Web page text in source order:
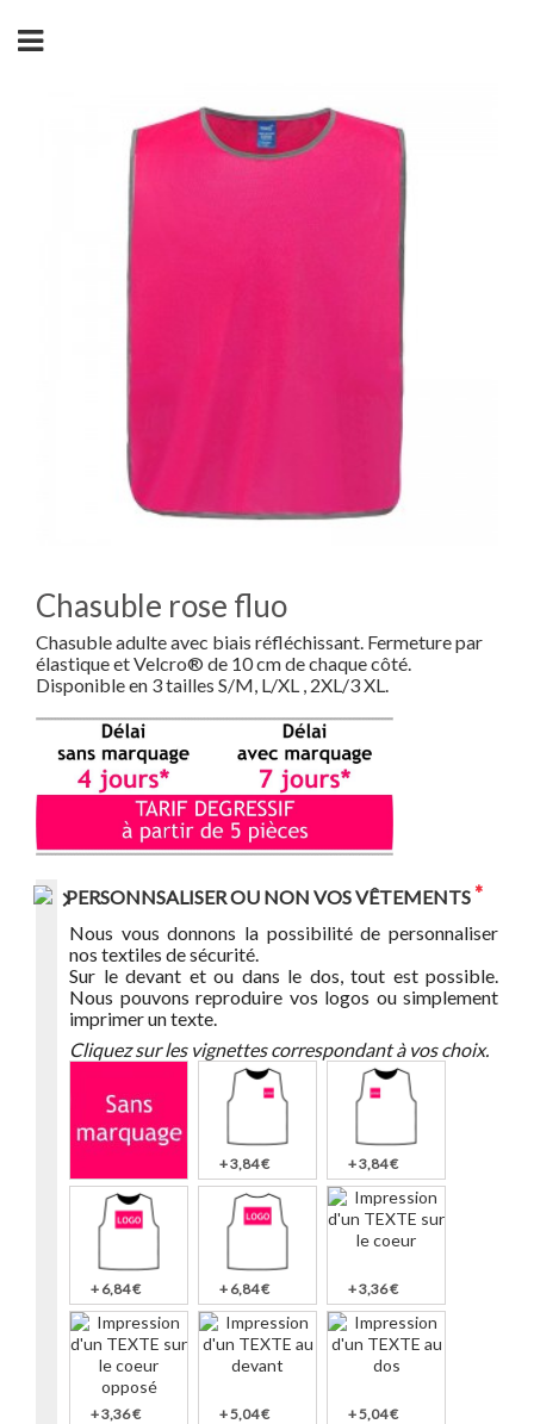
Chasuble rose fluo
Chasuble adulte avec biais réfléchissant. Fermeture par
élastique et Velcro® de 10 cm de chaque côté.
Disponible en 3 tailles S/M, L/XL , 2XL/3 XL.
PERSONNSALISER OU NON VOS VÊTEMENTS *
Nous vous donnons la possibilité de personnaliser
nos textiles de sécurité.
Sur le devant et ou dans le dos, tout est possible.
Nous pouvons reproduire vos logos ou simplement
imprimer un texte.
Cliquez sur les vignettes correspondant à vos choix.
+ 3,84 € + 3,84 €
+ 6,84 € + 6,84 € + 3,36 €
+ 3,36 € + 5,04 € + 5,04 €